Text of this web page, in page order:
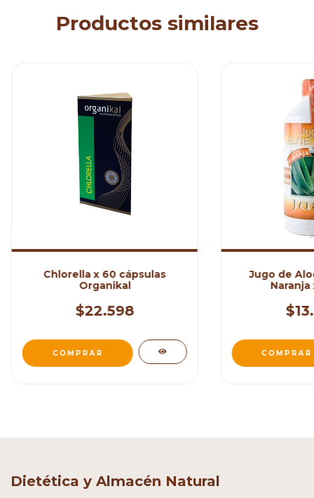
Productos similares
Chlorella x 60 cápsulas
Organikal
$22.598
Jugo de
Naranja
Dietética y Almacén Natural